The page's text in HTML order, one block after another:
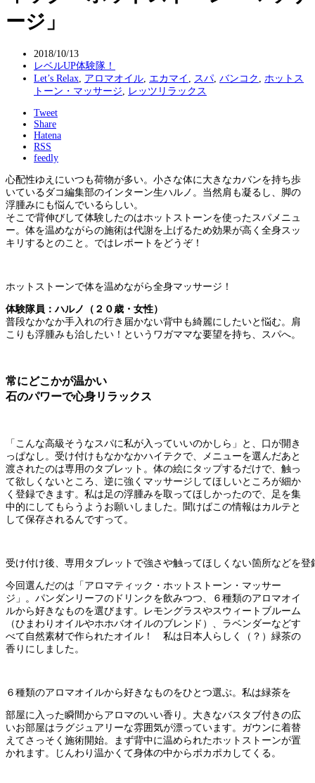
ージ」
2018/10/13
レベルUP体験隊！
Let’s Relax アロマオイル エカマイ スパ バンコク
ホットス
トーン・マッサージ
レッツリラックス
Tweet
Share
Hatena
RSS
feedly
心配性ゆえにいつも荷物が多い。小さな体に大きなカバンを持ち歩
いているダコ編集部のインターン生ハルノ。当然肩も凝るし、脚の
浮腫みにも悩んでいるらしい。
そこで背伸びして体験したのはホットストーンを使ったスパメニュ
ー。体を温めながらの施術は代謝を上げるため効果が高く全身スッ
キリするとのこと。ではレポートをどうぞ！
ホットストーンで体を温めながら全身マッサージ！
体験隊員：ハルノ（２０歳・女性）
普段なかなか手入れの行き届かない背中も綺麗にしたいと悩む。肩
こりも浮腫みも治したい！というワガママな要望を持ち、スパへ。
常にどこかが温かい
石のパワーで心身リラックス
「こんな高級そうなスパに私が入っていいのかしら」と、口が開き
っぱなし。受け付けもなかなかハイテクで、メニューを選んだあと
渡されたのは専用のタブレット。体の絵にタップするだけで、触っ
て欲しくないところ、逆に強くマッサージしてほしいところが細か
く登録できます。私は足の浮腫みを取ってほしかったので、足を集
中的にしてもらうようお願いしました。聞けばこの情報はカルテと
して保存されるんですって。
受け付け後、専用タブレットで強さや触ってほしくない箇所などを登
今回選んだのは「アロマティック・ホットストーン・マッサー
ジ」。パンダンリーフのドリンクを飲みつつ、６種類のアロマオイ
ルから好きなものを選びます。レモングラスやスウィートブルーム
（ひまわりオイルやホホバオイルのブレンド）、ラベンダーなどす
べて自然素材で作られたオイル！ 私は日本人らしく（？）緑茶の
香りにしました。
６種類のアロマオイルから好きなものをひとつ選ぶ。私は緑茶を
部屋に入った瞬間からアロマのいい香り。大きなバスタブ付きの広
いお部屋はラグジュアリーな雰囲気が漂っています。ガウンに着替
えてさっそく施術開始。まず背中に温められたホットストーンが置
かれます。じんわり温かくて身体の中からポカポカしてくる。